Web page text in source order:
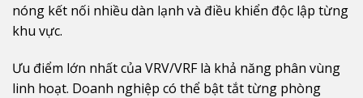
nóng kết nối nhiều dàn lạnh và điều khiển độc lập từng
khu vực.
Ưu điểm lớn nhất của VRV/VRF là khả năng phân vùng
linh hoạt. Doanh nghiệp có thể bật tắt từng phòng